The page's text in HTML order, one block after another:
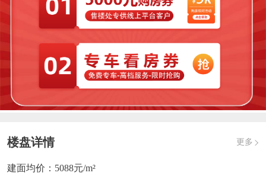
楼盘详情 更多
建面均价： 5088元/m²